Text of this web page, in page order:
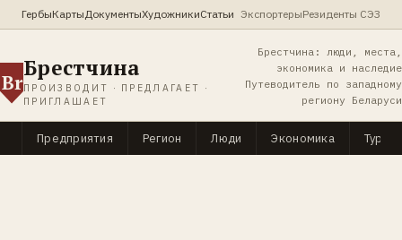
ГербыКартыДокументыХудожникиСтатьи ЭкспортерыРезиденты СЭЗ
Br
Брестчина
ПРОИЗВОДИТ · ПРЕДЛАГАЕТ ·
ПРИГЛАШАЕТ
Брестчина: люди, места,
экономика и наследие
Путеводитель по западному
региону Беларуси
Предприятия Регион Люди Экономика